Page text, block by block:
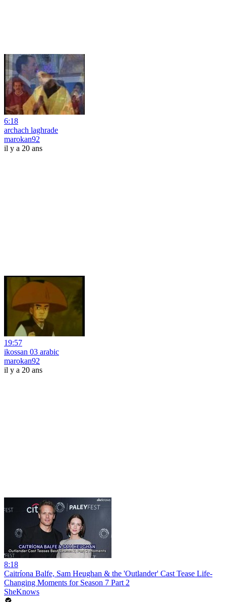
6:18
archach laghrade
marokan92
il y a 20 ans
19:57
ikossan 03 arabic
marokan92
il y a 20 ans
8:18
Caitríona Balfe, Sam Heughan & the 'Outlander' Cast Tease Life-
Changing Moments for Season 7 Part 2
SheKnows